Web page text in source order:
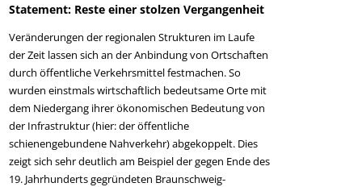
Statement: Reste einer stolzen Vergangenheit
Veränderungen der regionalen Strukturen im Laufe
der Zeit lassen sich an der Anbindung von Ortschaften
durch öffentliche Verkehrsmittel festmachen. So
wurden einstmals wirtschaftlich bedeutsame Orte mit
dem Niedergang ihrer ökonomischen Bedeutung von
der Infrastruktur (hier: der öffentliche
schienengebundene Nahverkehr) abgekoppelt. Dies
zeigt sich sehr deutlich am Beispiel der gegen Ende des
19. Jahrhunderts gegründeten Braunschweig-